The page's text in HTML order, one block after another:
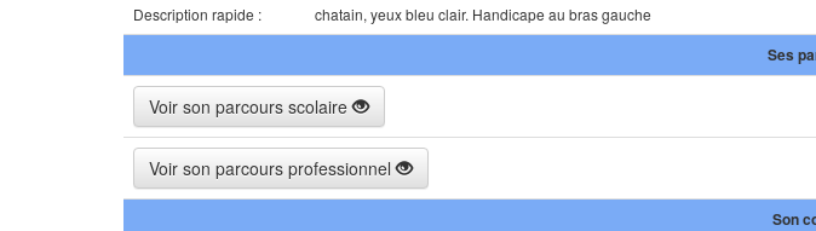
Description rapide :
chatain, yeux bleu clair. Handicape au bras gauche
Ses
Voir son parcours scolaire
Voir son parcours professionnel
Son